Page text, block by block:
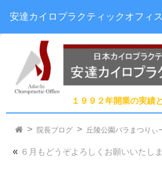
１９９２年開業の実績
安達カイロプラクティックオフィス
院長ブログ 丘陵公園バラまつりぃ
« ６月もどうぞよろしくお願いいたしま